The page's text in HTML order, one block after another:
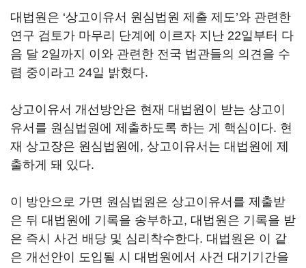
대법원은 ‘상고이유서 원심법원 제출 제도’와 관련한
연구 검토가 마무리 단계에 이르자 지난 22일부터 다
음 달 2일까지 이와 관련한 전국 법관들의 의견을 수
렴 중이라고 24일 밝혔다.
상고이유서 개선방안은 현재 대법원이 받는 상고이
유서를 원심법원에 제출하도록 하는 게 핵심이다. 현
재 상고장은 원심법원에, 상고이유서는 대법원에 제
출하게 돼 있다.
이 방안으로 가면 원심법원은 상고이유서를 제출받
은 뒤 대법원에 기록을 송부하고, 대법원은 기록을 받
은 즉시 사건 배당 및 심리착수한다. 대법원은 이 같
은 개선안이 도입될 시 대법원에서 사건 대기기간을